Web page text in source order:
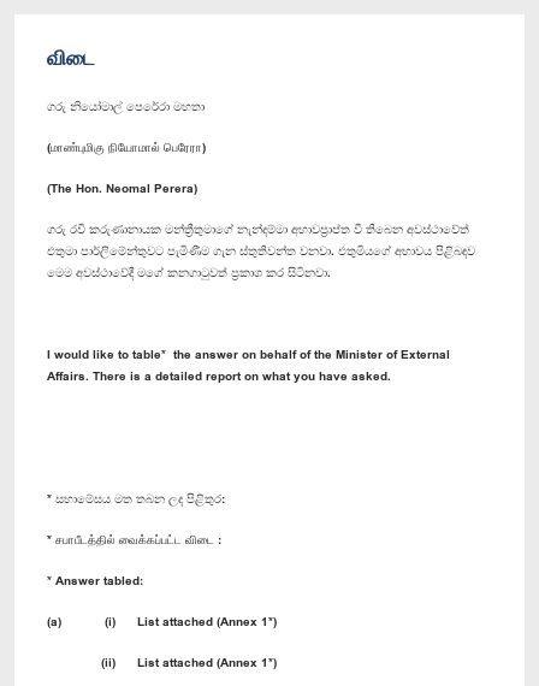
விடை
ගරු නියෝමාල් පෙරේරා මහතා
(மாண்புமிகு நியோமால் பெரேரா)
(The Hon. Neomal Perera)
ගරු රවි කරුණානායක මන්ත්‍රීතුමාගේ නැන්දම්මා අභාවප්‍රාප්ත වී ‍තිබෙන අවස්ථාවේත්
එතුමා පාර්ලිමේන්තුවට පැමිණීම ගැන ස්තුතිවන්ත වනවා. එතුමියගේ අභාවය පිළිබඳව
මෙම අවස්ථාවේදී මගේ කනගාටුවත් ප්‍රකාශ කර සිටිනවා.
I would like to table* the answer on behalf of the Minister of External
Affairs. There is a detailed report on what you have asked.
* සභාමේසය මත තබන ලද පිළිතුර:
* சபாபீடத்தில் வைக்கப்பட்ட விடை :
* Answer tabled:
(a) (i) List attached (Annex 1*)
(ii) List attached (Annex 1*)